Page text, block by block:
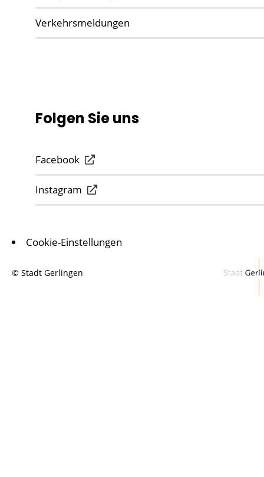
Verkehrsmeldungen
Folgen Sie uns
Facebook
Instagram
Cookie-Einstellungen
© Stadt Gerlingen